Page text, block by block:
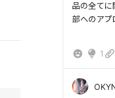
裏を返せば
前に進まな
ば、それ
ごいもの」
（ちょっと
品の全てに
部へのアプ
そして、
なのだろう。
システムを
1